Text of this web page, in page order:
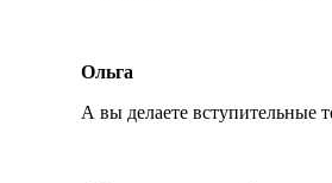
Ольга
А вы делаете вступительные